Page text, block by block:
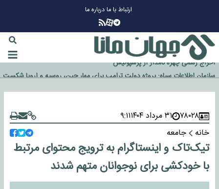
ارتباط با مادرباره ما
گزینه جدایی اوسمار روی میز مدیران پرسپولیس
آیا رئیس جمهور آمریکا قانون را دور می‌زند؟
اخراج رسمی چهره نامدار از پرسپولیس
سازمان اطلاعات سپاه: پروژه دولت ترامپ برای مهار چین، روسیه و اروپا شکست
خورد
۷۸۰۲۸ ۳۱ مرداد ۱۴۰۴
۹:۱۱
خانه
جامعه
تیک‌تاک و اینستاگرام به ترویج محتوای مرتبط
با خودکشی برای نوجوانان متهم شدند